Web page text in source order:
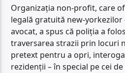
Organizația non-profit, care
legală gratuită new-
avocat, a spus că poliția a
traversarea strazii prin locuri
pretext pentru a opri,
rezidenții – în special pe cei